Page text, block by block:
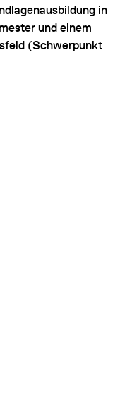
in
und einem
(Schwerpunkt